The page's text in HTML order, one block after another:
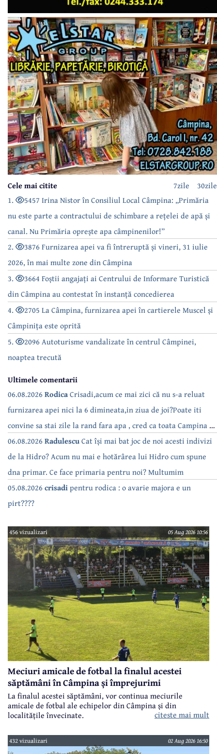
30zile
7zile
Cele mai citite
1.
5457 Irina Nistor în Consiliul Local Câmpina: „Primăria
nu este parte a contractului de schimbare a rețelei de apă și
canal. Nu Primăria oprește apa câmpinenilor!”
2.
3876 Furnizarea apei va fi întreruptă și vineri, 31 iulie
2026, în mai multe zone din Câmpina
3.
3664 Foștii angajați ai Centrului de Informare Turistică
din Câmpina au contestat în instanță concedierea
4.
2705 La Câmpina, furnizarea apei în cartierele Muscel și
Câmpinița este oprită
5.
2096 Autoturisme vandalizate în centrul Câmpinei,
noaptea trecută
Ultimele comentarii
06.08.2026 RodicaCrisadi,acum ce mai zici că nu s-a reluat
furnizarea apei nici la 6 dimineata,in ziua de joi?Poate iti
convine sa stai zile la rand fara apa , cred ca toata Campina s-
a săturat de cate ori se tot oprește apa!!
06.08.2026 RadulescuCat își mai bat joc de noi acesti indivizi
de la Hidro? Acum nu mai e hotărârea lui Hidro cum spune
dna primar. Ce face primaria pentru noi? Multumim
05.08.2026 crisadipentru rodica : o avarie majora e un
pirt????
456 vizualizari 05 Aug 2026 10:56
Meciuri amicale de fotbal la finalul acestei
săptămâni în Câmpina și împrejurimi
La finalul acestei săptămâni, vor continua meciurile
amicale de fotbal ale echipelor din Câmpina și din
localitățile învecinate.
citeste mai mult
432 vizualizari 02 Aug 2026 16:50